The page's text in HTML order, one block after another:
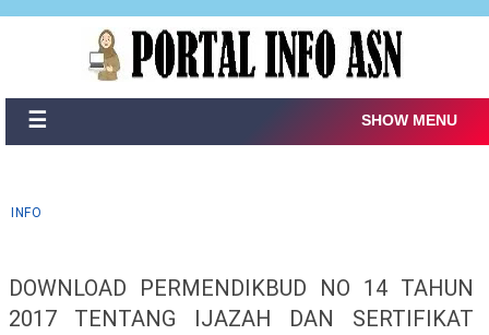
☰ SHOW MENU
INFO
DOWNLOAD PERMENDIKBUD NO 14 TAHUN
2017 TENTANG IJAZAH DAN SERTIFIKAT